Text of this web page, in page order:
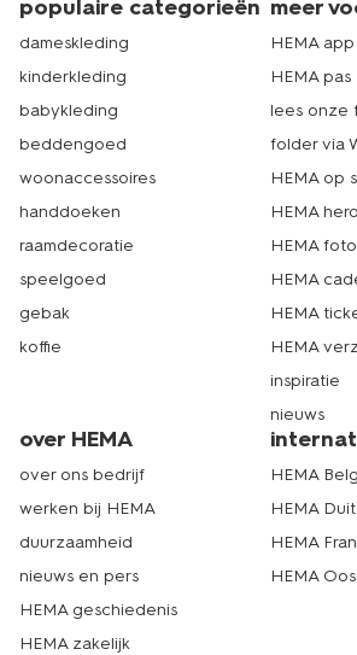
populaire categorieën
dameskleding
kinderkleding
babykleding
beddengoed
woonaccessoires
handdoeken
raamdecoratie
speelgoed
gebak
koffie
meer
HEMA app
HEMA pas
lees onze
folder via
HEMA op
HEMA
HEMA
HEMA
HEMA
HEMA
inspiratie
nieuws
over HEMA
over ons bedrijf
werken bij HEMA
duurzaamheid
nieuws en pers
HEMA geschiedenis
HEMA zakelijk
HEMA
HEMA
HEMA
HEMA